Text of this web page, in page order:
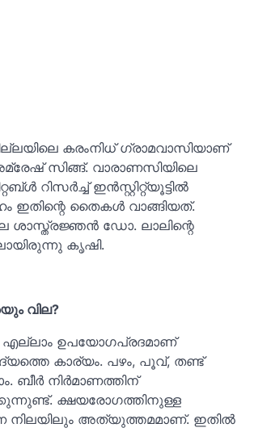
കരംനിധ് ഗ്രാമവാസിയാണ്
സിങ്ങ്. വാരാണസിയിലെ
റിസർച്ച് ഇൻസ്റ്റിറ്റ്യൂട്ടിൽ
ഇതിന്റെ തൈകൾ വാങ്ങിയത്.
ശാസ്ത്രജ്ഞൻ ഡോ. ലാലിന്റെ
കൃഷി.
വില?
ഉപയോഗപ്രദമാണ്
കാര്യം. പഴം, പൂവ്, തണ്ട്
ബീർ നിർമാണത്തിന്
ക്ഷയരോഗത്തിനുള്ള
നിലയിലും അത്യുത്തമമാണ്. ഇതിൽ